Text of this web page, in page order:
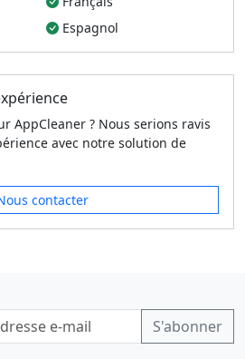
Espagnol
AppCleaner ? Nous serions ravis
avec notre solution de
contacter